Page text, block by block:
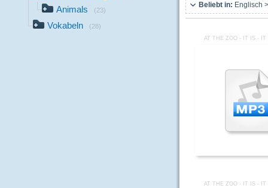
Animals (23)
Vokabeln (28)
Beliebt in: Englisch
AT THE ZOO - IT IS - IT
AT THE ZOO - IT IS - IT